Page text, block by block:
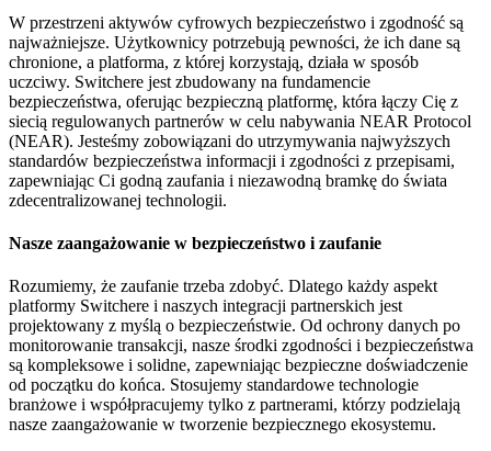
W przestrzeni aktywów cyfrowych bezpieczeństwo i zgodność są
najważniejsze. Użytkownicy potrzebują pewności, że ich dane są
chronione, a platforma, z której korzystają, działa w sposób
uczciwy. Switchere jest zbudowany na fundamencie
bezpieczeństwa, oferując bezpieczną platformę, która łączy Cię z
siecią regulowanych partnerów w celu nabywania NEAR Protocol
(NEAR). Jesteśmy zobowiązani do utrzymywania najwyższych
standardów bezpieczeństwa informacji i zgodności z przepisami,
zapewniając Ci godną zaufania i niezawodną bramkę do świata
zdecentralizowanej technologii.
Nasze zaangażowanie w bezpieczeństwo i zaufanie
Rozumiemy, że zaufanie trzeba zdobyć. Dlatego każdy aspekt
platformy Switchere i naszych integracji partnerskich jest
projektowany z myślą o bezpieczeństwie. Od ochrony danych po
monitorowanie transakcji, nasze środki zgodności i bezpieczeństwa
są kompleksowe i solidne, zapewniając bezpieczne doświadczenie
od początku do końca. Stosujemy standardowe technologie
branżowe i współpracujemy tylko z partnerami, którzy podzielają
nasze zaangażowanie w tworzenie bezpiecznego ekosystemu.